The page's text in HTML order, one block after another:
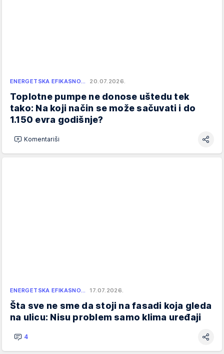
ENERGETSKA EFIKASNO… 20.07.2026.
Toplotne pumpe ne donose uštedu tek
tako: Na koji način se može sačuvati i do
1.150 evra godišnje?
Komentariši
ENERGETSKA EFIKASNO… 17.07.2026.
Šta sve ne sme da stoji na fasadi koja gleda
na ulicu: Nisu problem samo klima uređaji
4